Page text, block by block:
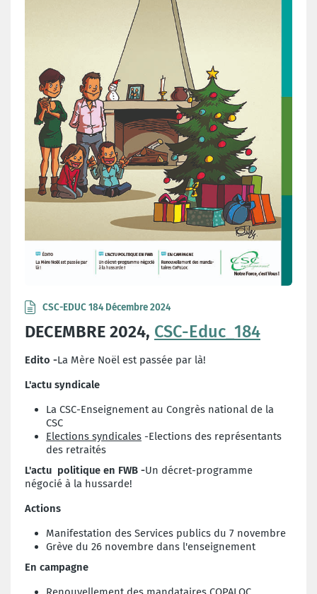
CSC-EDUC 184 Décembre 2024
DECEMBRE 2024, CSC-Educ_184
Edito -La Mère Noël est passée par là!
L'actu syndicale
La CSC-Enseignement au Congrès national de la
CSC
Elections syndicales -Elections des représentants
des retraités
L'actu politique en FWB -Un décret-programme
négocié à la hussarde!
Actions
Manifestation des Services publics du 7 novembre
Grève du 26 novembre dans l'enseignement
En campagne